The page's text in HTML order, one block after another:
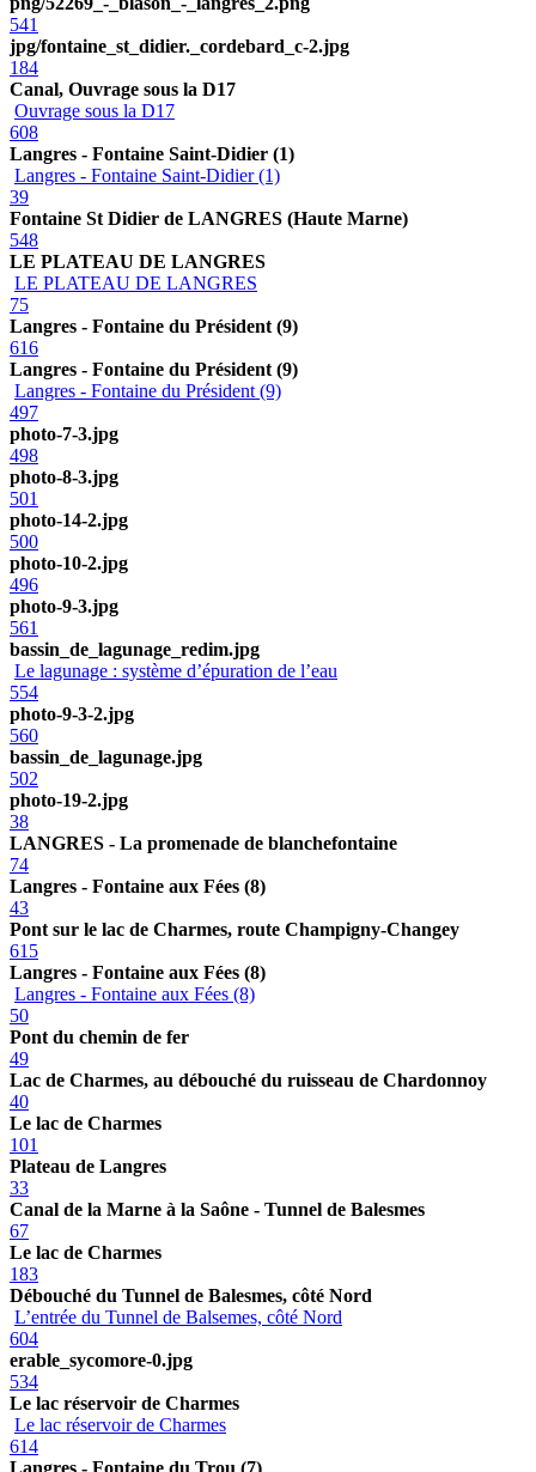
541
jpg/fontaine_st_didier._cordebard_c-2.jpg
184
Canal, Ouvrage sous la D17
Ouvrage sous la D17
608
Langres - Fontaine Saint-Didier (1)
Langres - Fontaine Saint-Didier (1)
39
Fontaine St Didier de LANGRES (Haute Marne)
548
LE PLATEAU DE LANGRES
LE PLATEAU DE LANGRES
75
Langres - Fontaine du Président (9)
616
Langres - Fontaine du Président (9)
Langres - Fontaine du Président (9)
497
photo-7-3.jpg
498
photo-8-3.jpg
501
photo-14-2.jpg
500
photo-10-2.jpg
496
photo-9-3.jpg
561
bassin_de_lagunage_redim.jpg
Le lagunage : système d’épuration de l’eau
554
photo-9-3-2.jpg
560
bassin_de_lagunage.jpg
502
photo-19-2.jpg
38
LANGRES - La promenade de blanchefontaine
74
Langres - Fontaine aux Fées (8)
43
Pont sur le lac de Charmes, route Champigny-Changey
615
Langres - Fontaine aux Fées (8)
Langres - Fontaine aux Fées (8)
50
Pont du chemin de fer
49
Lac de Charmes, au débouché du ruisseau de Chardonnoy
40
Le lac de Charmes
101
Plateau de Langres
33
Canal de la Marne à la Saône - Tunnel de Balesmes
67
Le lac de Charmes
183
Débouché du Tunnel de Balesmes, côté Nord
L’entrée du Tunnel de Balsemes, côté Nord
604
erable_sycomore-0.jpg
534
Le lac réservoir de Charmes
Le lac réservoir de Charmes
614
Langres - Fontaine du Trou (7)